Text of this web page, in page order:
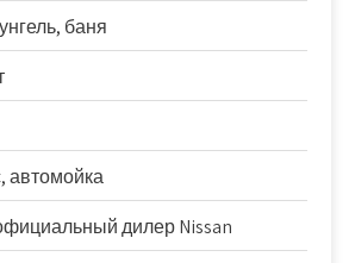
баня
автомойка
дилер Nissan